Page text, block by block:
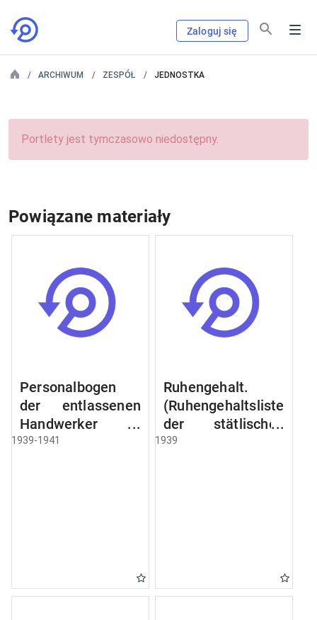
Zaloguj się
ARCHIWUM ZESPÓŁ JEDNOSTKA
Portlety jest tymczasowo niedostępny.
Powiązane materiały
Personalbogen
der entlassenen
Handwerker u.
Arbeiter des
1939-1941
Ruhengehalt.
(Ruhengehaltsliste
der stätlischen
Beamten u.
Raczyński! Schen
Bibliothek).
1939